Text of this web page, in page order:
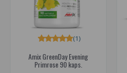
Amix GreenDay Evening
Primrose 90 kaps.
(1)